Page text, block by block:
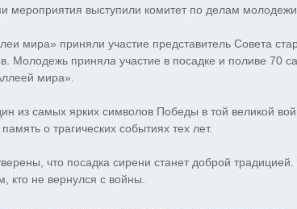
мероприятия выступили комитет по делам
мира» приняли участие представитель Совета
Молодежь приняла участие в посадке и поливе
мира».
из самых ярких символов Победы в той великой
о трагических событиях тех лет.
что посадка сирени станет доброй
кто не вернулся с войны.